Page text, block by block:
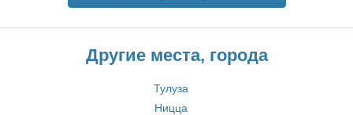
Другие места, города
Тулуза
Ницца